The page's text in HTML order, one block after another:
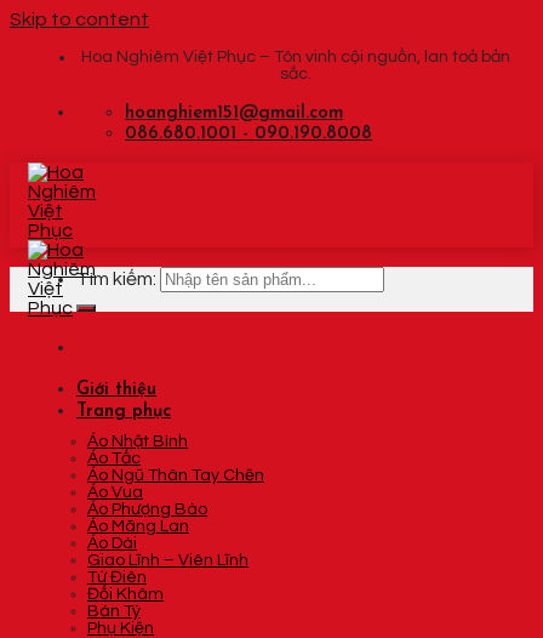
Skip to content
Hoa Nghiêm Việt Phục – Tôn vinh cội nguồn, lan toả bản
sắc.
hoanghiem151@gmail.com
086.680.1001 - 090.190.8008
Giới thiệu
Trang phục
Áo Nhật Bình
Áo Tấc
Áo Ngũ Thân Tay Chẽn
Áo Vua
Áo Phượng Bào
Áo Mãng Lan
Áo Dài
Giao Lĩnh – Viên Lĩnh
Tứ Điên
Đối Khâm
Bán Tý
Phụ Kiện
Tìm kiếm: